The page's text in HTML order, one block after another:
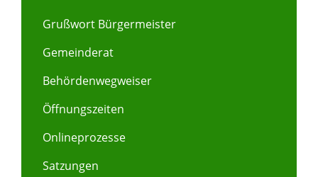
Grußwort Bürgermeister
Gemeinderat
Behördenwegweiser
Öffnungszeiten
Onlineprozesse
Satzungen